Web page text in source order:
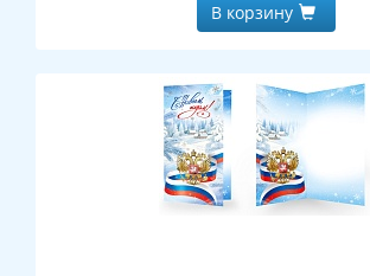
В корзину